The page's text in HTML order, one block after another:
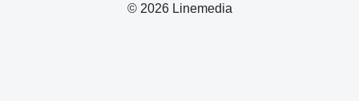
© 2026 Linemedia